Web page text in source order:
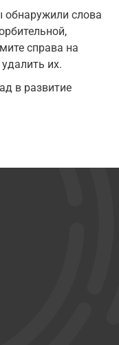
обнаружили слова
справа на
их.
в развитие